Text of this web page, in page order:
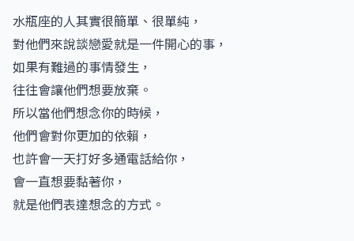
水瓶座的人其實很簡單、很單純，
對他們來說談戀愛就是一件開心的事，
如果有難過的事情發生，
往往會讓他們想要放棄。
所以當他們想念你的時候，
他們會對你更加的依賴，
也許會一天打好多通電話給你，
會一直想要黏著你，
就是他們表達想念的方式。